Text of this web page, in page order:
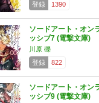
登録
1390
ソードアート・オン
ッシブ7 (電撃文庫)
川原 礫
登録
822
ソードアート・オン
ッシブ9 (電撃文庫)